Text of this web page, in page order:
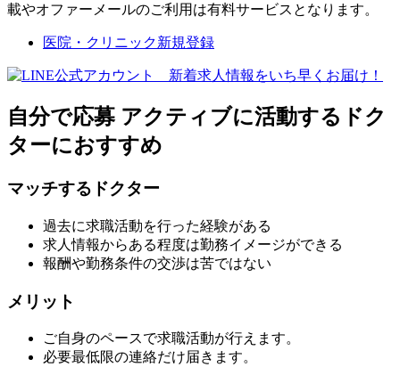
載やオファーメールのご利用は有料サービスとなります。
医院・クリニック新規登録
自分で応募 アクティブに活動するドク
ターにおすすめ
マッチするドクター
過去に求職活動を行った経験がある
求人情報からある程度は勤務イメージができる
報酬や勤務条件の交渉は苦ではない
メリット
ご自身のペースで求職活動が行えます。
必要最低限の連絡だけ届きます。